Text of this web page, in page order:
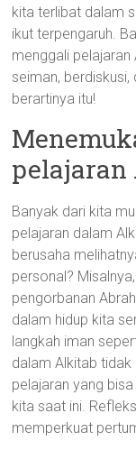
kita terlibat dalam
ikut terpengaruh.
menggali
seiman,
berartinya itu!
Banyak dari kita
pelajaran dalam
berusaha
personal?
pengorbanan
dalam hidup kita
langkah iman
dalam Alkitab
pelajaran yang
kita saat ini.
memperkuat